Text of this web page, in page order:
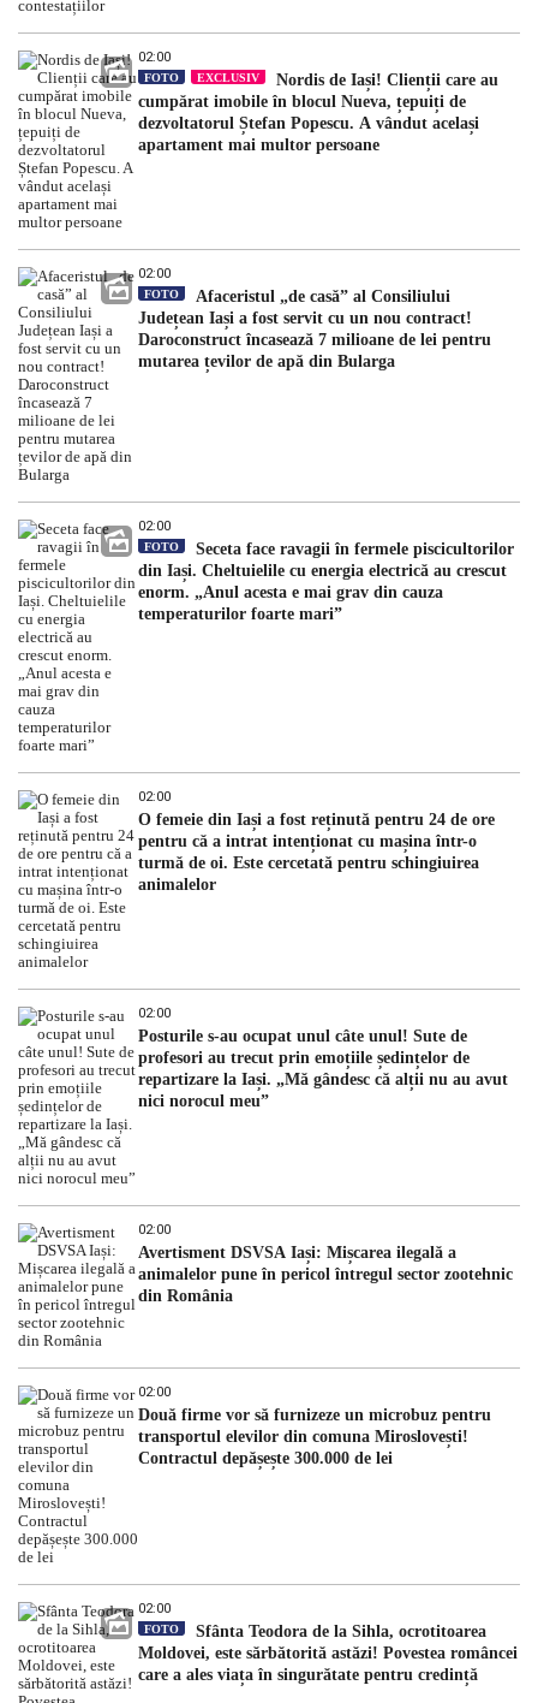
02:00
FOTO EXCLUSIV
Nordis de Iași! Clienții care au
cumpărat imobile în blocul Nueva, țepuiți de
dezvoltatorul Ștefan Popescu. A vândut același
apartament mai multor persoane
02:00
FOTO
Afaceristul „de casă” al Consiliului
Județean Iași a fost servit cu un nou contract!
Daroconstruct încasează 7 milioane de lei pentru
mutarea țevilor de apă din Bularga
02:00
FOTO
Seceta face ravagii în fermele piscicultorilor
din Iași. Cheltuielile cu energia electrică au crescut
enorm. „Anul acesta e mai grav din cauza
temperaturilor foarte mari”
02:00
O femeie din Iași a fost reținută pentru 24 de ore
pentru că a intrat intenționat cu mașina într-o
turmă de oi. Este cercetată pentru schingiuirea
animalelor
02:00
Posturile s-au ocupat unul câte unul! Sute de
profesori au trecut prin emoțiile ședințelor de
repartizare la Iași. „Mă gândesc că alții nu au avut
nici norocul meu”
02:00
Avertisment DSVSA Iași: Mișcarea ilegală a
animalelor pune în pericol întregul sector zootehnic
din România
02:00
Două firme vor să furnizeze un microbuz pentru
transportul elevilor din comuna Miroslovești!
Contractul depășește 300.000 de lei
02:00
FOTO
Sfânta Teodora de la Sihla, ocrotitoarea
Moldovei, este sărbătorită astăzi! Povestea româncei
care a ales viața în singurătate pentru credință